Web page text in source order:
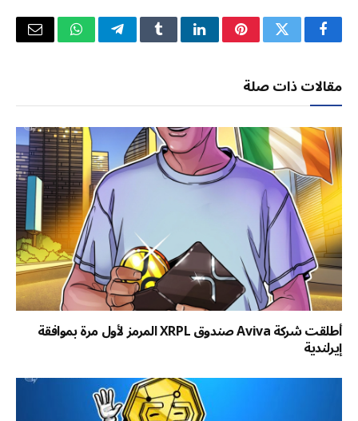
فيسبوكتويتر بينتيريستلينكدإنTumblrتيلقرامواتسابالبريد
مقالات ذات صلة
أطلقت شركة Aviva صندوق XRPL المرمز لأول مرة بموافقة
إيرلندية